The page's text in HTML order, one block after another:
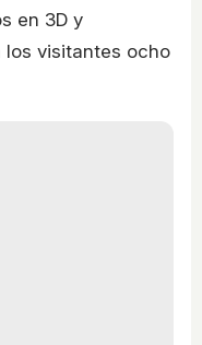
en 3D y
los visitantes ocho